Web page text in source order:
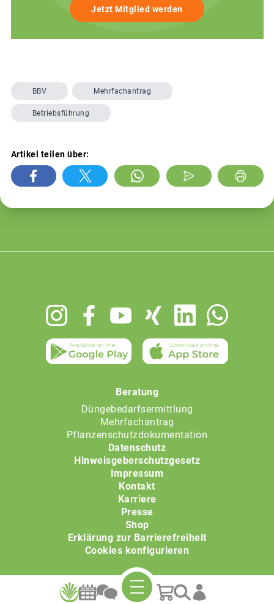
Jetzt Mitglied werden
BBV Mehrfachantrag
Betriebsführung
Artikel teilen über:
Beratung
Düngebedarfsermittlung
Mehrfachantrag
Pflanzenschutzdokumentation
Datenschutz
Hinweisgeberschutzgesetz
Impressum
Kontakt
Karriere
Presse
Shop
Erklärung zur Barrierefreiheit
Cookies konfigurieren